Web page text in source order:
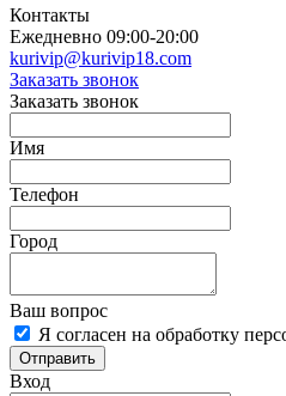
Контакты
Ежедневно 09:00-20:00
kurivip@kurivip18.com
Заказать звонок
Заказать звонок
Имя
Телефон
Город
Ваш вопрос
Я согласен на обработку
Отправить
Вход